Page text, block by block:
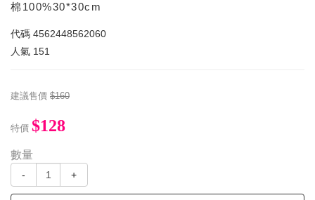
棉100%30*30cm
代碼 4562448562060
人氣 151
建議售價 $160
特價 $128
數量
- +